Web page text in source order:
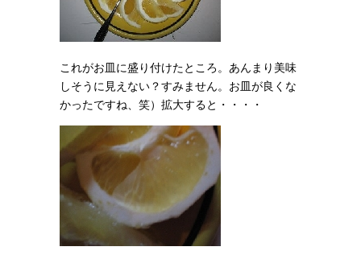
これがお皿に盛り付けたところ。あんまり美味
しそうに見えない？すみません。お皿が良くな
かったですね、笑）拡大すると・・・・